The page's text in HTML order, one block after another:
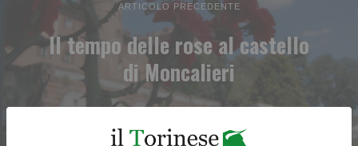
ARTICOLO PRECEDENTE
Il tempo delle rose al castello
di Moncalieri